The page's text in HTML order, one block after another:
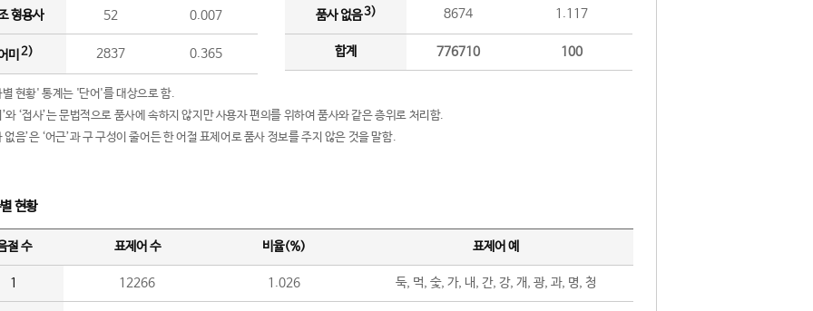
형용사 52 0.007
미 2) 2837 0.365
품사 없음3) 8674 1.117
합계 776710 100
현황' 통계는 '단어'를 대상으로 함.
와 ‘접사’는 문법적으로 품사에 속하지 않지만 사용자 편의를 위하여 품사와 같은 층위로 처리함.
없음’은 ‘어근’과 구 구성이 줄어든 한 어절 표제어로 품사 정보를 주지 않은 것을 말함.
현황
절 수 표제어 수 비율(%) 표제어 예
1 12266 1.026 둑, 먹, 숯, 가, 내, 간, 강, 개, 광, 과, 명, 청